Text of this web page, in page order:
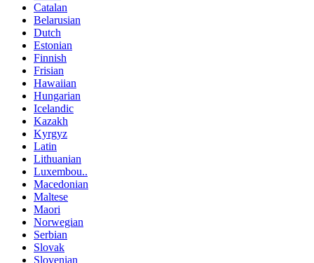
Catalan
Belarusian
Dutch
Estonian
Finnish
Frisian
Hawaiian
Hungarian
Icelandic
Kazakh
Kyrgyz
Latin
Lithuanian
Luxembou..
Macedonian
Maltese
Maori
Norwegian
Serbian
Slovak
Slovenian